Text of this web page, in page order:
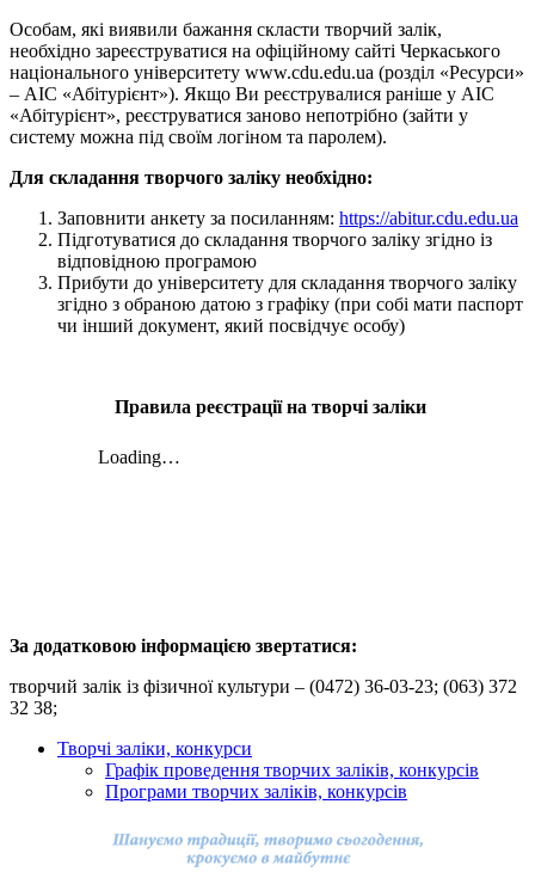
Особам, які виявили бажання скласти творчий залік,
необхідно зареєструватися на офіційному сайті Черкаського
національного університету www.cdu.edu.ua (розділ «Ресурси»
– АІС «Абітурієнт»). Якщо Ви реєструвалися раніше у АІС
«Абітурієнт», реєструватися заново непотрібно (зайти у
систему можна під своїм логіном та паролем).
Для складання творчого заліку необхідно:
Заповнити анкету за посиланням: https://abitur.cdu.edu.ua
Підготуватися до складання творчого заліку згідно із
відповідною програмою
Прибути до університету для складання творчого заліку
згідно з обраною датою з графіку (при собі мати паспорт
чи інший документ, який посвідчує особу)
Правила реєстрації на творчі заліки
За додатковою інформацією звертатися:
творчий залік із фізичної культури – (0472) 36-03-23; (063) 372
32 38;
Творчі заліки, конкурси
Графік проведення творчих заліків, конкурсів
Програми творчих заліків, конкурсів